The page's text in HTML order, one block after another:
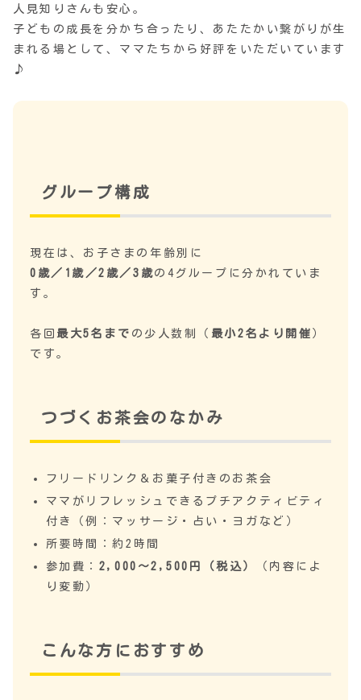
人見知りさんも安心。
子どもの成長を分かち合ったり、あたたかい繋がりが生
まれる場として、ママたちから好評をいただいています
♪
グループ構成
現在は、お子さまの年齢別に
0歳／1歳／2歳／3歳の4グループに分かれていま
す。
各回 最大5名まで の少人数制（ 最小2名より開催 ）
です。
つづくお茶会のなかみ
フリードリンク＆お菓子付きのお茶会
ママがリフレッシュできるプチアクティビティ
付き（例：マッサージ・占い・ヨガなど）
所要時間：約2時間
参加費： 2,000〜2,500円（税込）
（内容によ
り変動）
こんな方におすすめ